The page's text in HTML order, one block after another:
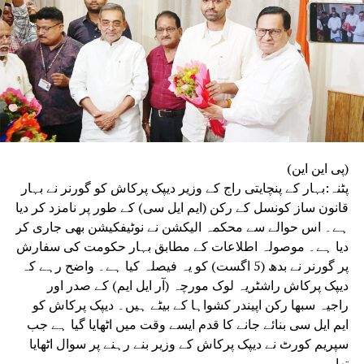
(پی این این)
پٹنہ:بہار کے پنچایتی راج کے وزیر دیپک پرکاش کو گورنر نے بہار
قانون ساز کونسل کے رکن (ایم ایل سی) کے طور پر نامزد کر دیا
ہے۔ اس حوالے سے محکمہ الیکشن نے نوٹیفکیشن بھی جاری کر
دیا ہے۔ موصولہ اطلاعات کے مطابق بہار حکومت کی سفارش
پر گورنر نے بدھ (5 اگست) کو یہ فیصلہ کیا ہے۔ واضح رہے کہ
دیپک پرکاش راشٹریہ لوک مورچہ (آر ایل ایم) کے صدر اور
راجیہ سبھا رکن اپیندر کشواہا کے بیٹے ہیں۔ دیپک پرکاش کو
ایم ایل سی بنائے جانے کا قدم ایسے وقت میں اٹھایا گیا ہے جب
سپریم کورٹ نے دیپک پرکاش کے وزیر بنے رہنے پر سوال اٹھایا